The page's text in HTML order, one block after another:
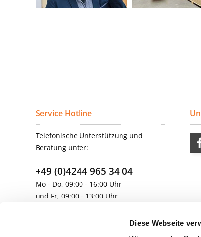
Diese Webseite
Service Hotline
Telefonische Unterstützung und
Beratung unter:
+49 (0)4244 965 34 04
Mo - Do, 09:00 - 16:00 Uhr
und Fr, 09:00 - 13:00 Uhr